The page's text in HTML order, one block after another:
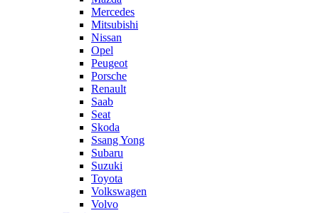
Mercedes
Mitsubishi
Nissan
Opel
Peugeot
Porsche
Renault
Saab
Seat
Skoda
Ssang Yong
Subaru
Suzuki
Toyota
Volkswagen
Volvo